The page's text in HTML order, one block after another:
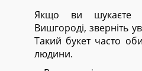
Якщо ви шукаєте
Вишгороді, зверніть
Такий букет часто
людини.